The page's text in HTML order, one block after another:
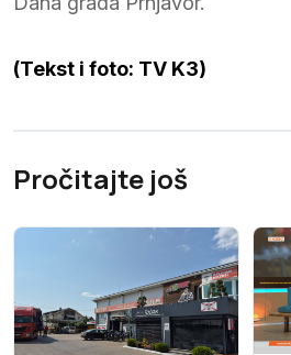
(Tekst i foto: TV K3)
Pročitajte još